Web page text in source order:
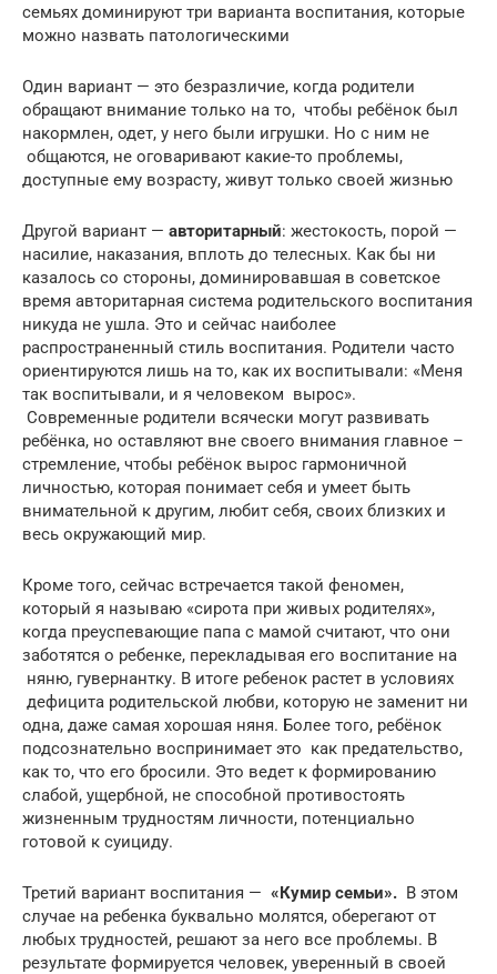
семьях доминируют три варианта воспитания, которые
можно назвать патологическими
Один вариант — это безразличие, когда родители
обращают внимание только на то, чтобы ребёнок был
накормлен, одет, у него были игрушки. Но с ним не
общаются, не оговаривают какие-то проблемы,
доступные ему возрасту, живут только своей жизнью
Другой вариант — авторитарный: жестокость, порой —
насилие, наказания, вплоть до телесных. Как бы ни
казалось со стороны, доминировавшая в советское
время авторитарная система родительского воспитания
никуда не ушла. Это и сейчас наиболее
распространенный стиль воспитания. Родители часто
ориентируются лишь на то, как их воспитывали: «Меня
так воспитывали, и я человеком вырос».
Современные родители всячески могут развивать
ребёнка, но оставляют вне своего внимания главное –
стремление, чтобы ребёнок вырос гармоничной
личностью, которая понимает себя и умеет быть
внимательной к другим, любит себя, своих близких и
весь окружающий мир.
Кроме того, сейчас встречается такой феномен,
который я называю «сирота при живых родителях»,
когда преуспевающие папа с мамой считают, что они
заботятся о ребенке, перекладывая его воспитание на
няню, гувернантку. В итоге ребенок растет в условиях
дефицита родительской любви, которую не заменит ни
одна, даже самая хорошая няня. Более того, ребёнок
подсознательно воспринимает это как предательство,
как то, что его бросили. Это ведет к формированию
слабой, ущербной, не способной противостоять
жизненным трудностям личности, потенциально
готовой к суициду.
Третий вариант воспитания — «Кумир семьи». В этом
случае на ребенка буквально молятся, оберегают от
любых трудностей, решают за него все проблемы. В
результате формируется человек, уверенный в своей